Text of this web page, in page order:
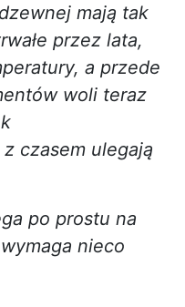
mają tak
przez lata,
a przede
woli teraz
czasem ulegają
po prostu na
nieco